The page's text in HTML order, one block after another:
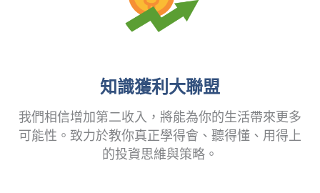
知識獲利大聯盟
我們相信增加第二收入，將能為你的生活帶來更多
可能性。致力於教你真正學得會、聽得懂、用得上
的投資思維與策略。